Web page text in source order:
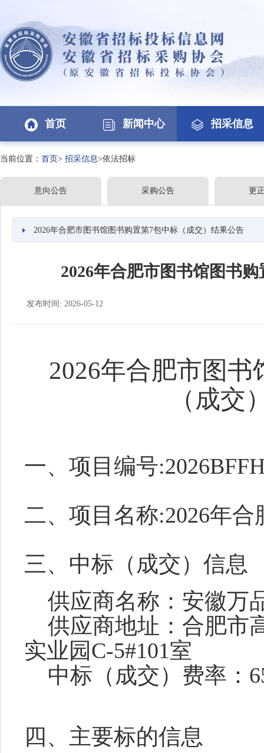
首页 新闻中心 招采信息
当前位置： 首页> 招采信息>依法招标
意向公告 采购公告 更
2026年合肥市图书馆图书购置第7包中标（成交）结果公告
2026年合肥市图书馆图书
发布时间: 2026-05-12
2026年合肥市图
（成交
一、项目编号
二、项目名称:2026年
三、中标（成交）信息
供应商名称：安徽万
供应商地址：合肥市
实业园C-5#101室
中标（成交）费率：
四、主要标的信息